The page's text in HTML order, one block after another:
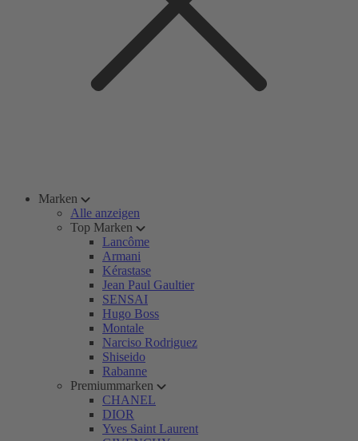
Marken
Alle anzeigen
Top Marken
Lancôme
Armani
Kérastase
Jean Paul Gaultier
SENSAI
Hugo Boss
Montale
Narciso Rodriguez
Shiseido
Rabanne
Premiummarken
CHANEL
DIOR
Yves Saint Laurent